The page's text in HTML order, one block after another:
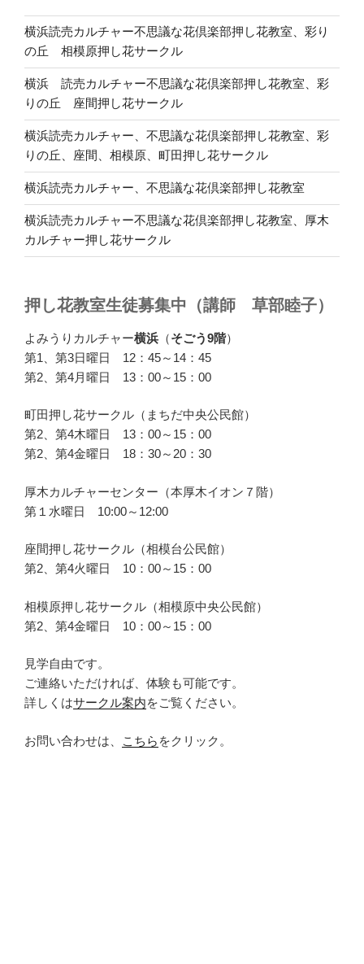
横浜読売カルチャー不思議な花倶楽部押し花教室、彩り
の丘 相模原押し花サークル
横浜 読売カルチャー不思議な花倶楽部押し花教室、彩
りの丘 座間押し花サークル
横浜読売カルチャー、不思議な花倶楽部押し花教室、彩
りの丘、座間、相模原、町田押し花サークル
横浜読売カルチャー、不思議な花倶楽部押し花教室
横浜読売カルチャー不思議な花倶楽部押し花教室、厚木
カルチャー押し花サークル
押し花教室生徒募集中（講師 草部睦子）
よみうりカルチャー横浜 （そごう9階）
第1、第3日曜日 12：45～14：45
第2、第4月曜日 13：00～15：00
町田押し花サークル（まちだ中央公民館）
第2、第4木曜日 13：00～15：00
第2、第4金曜日 18：30～20：30
厚木カルチャーセンター（本厚木イオン７階）
第１水曜日 10:00～12:00
座間押し花サークル（相模台公民館）
第2、第4火曜日 10：00～15：00
相模原押し花サークル（相模原中央公民館）
第2、第4金曜日 10：00～15：00
見学自由です。
ご連絡いただければ、体験も可能です。
詳しくはサークル案内をご覧ください。
お問い合わせは、 こちら をクリック。